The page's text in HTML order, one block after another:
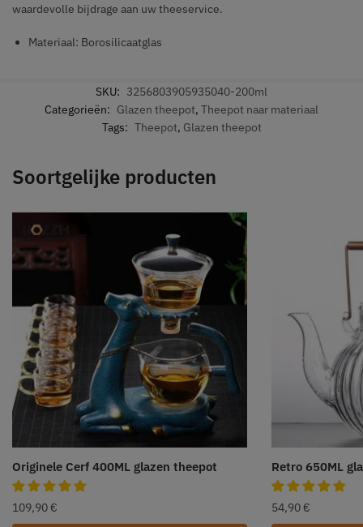
waardevolle bijdrage aan uw theeservice.
Materiaal: Borosilicaatglas
SKU: 3256803905935040-200ml
Categorieën: Glazen theepot, Theepot naar materiaal
Tags: Theepot, Glazen theepot
Soortgelijke producten
Originele Cerf 400ML glazen theepot
109,90 €
Retro 650ML
54,90 €